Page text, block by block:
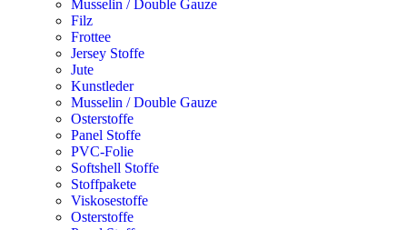
Musselin / Double Gauze
Filz
Frottee
Jersey Stoffe
Jute
Kunstleder
Musselin / Double Gauze
Osterstoffe
Panel Stoffe
PVC-Folie
Softshell Stoffe
Stoffpakete
Viskosestoffe
Osterstoffe